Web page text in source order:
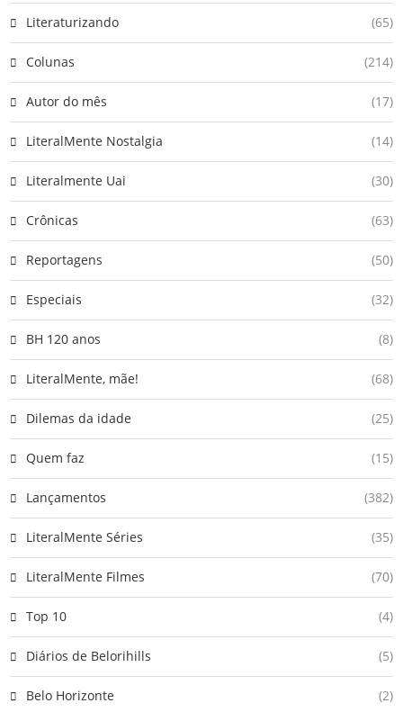
Literaturizando (65)
Colunas (214)
Autor do mês (17)
LiteralMente Nostalgia (14)
Literalmente Uai (30)
Crônicas (63)
Reportagens (50)
Especiais (32)
BH 120 anos (8)
LiteralMente, mãe! (68)
Dilemas da idade (25)
Quem faz (15)
Lançamentos (382)
LiteralMente Séries (35)
LiteralMente Filmes (70)
Top 10 (4)
Diários de Belorihills (5)
Belo Horizonte (2)